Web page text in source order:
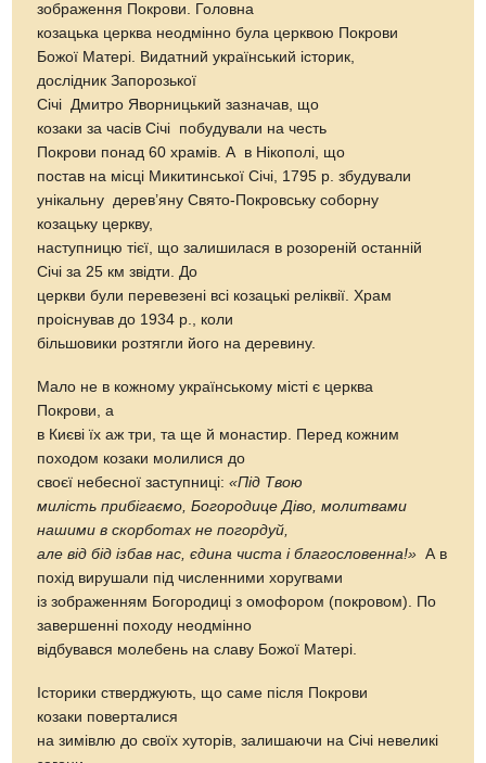
зображення Покрови. Головна
козацька церква неодмінно була церквою Покрови
Божої Матері. Видатний український історик,
дослідник Запорозької
Січі Дмитро Яворницький зазначав, що
козаки за часів Січі побудували на честь
Покрови понад 60 храмів. А в Нікополі, що
постав на місці Микитинської Січі, 1795 р. збудували
унікальну дерев’яну Свято-Покровську соборну
козацьку церкву,
наступницю тієї, що залишилася в розореній останній
Січі за 25 км звідти. До
церкви були перевезені всі козацькі реліквії. Храм
проіснував до 1934 р., коли
більшовики розтягли його на деревину.
Мало не в кожному українському місті є церква
Покрови, а
в Києві їх аж три, та ще й монастир. Перед кожним
походом козаки молилися до
своєї небесної заступниці:«Під Твою
милість прибігаємо, Богородице Діво, молитвами
нашими в скорботах не погордуй,
але від бід ізбав нас, єдина чиста і благословенна!» А в
похід вирушали під численними хоругвами
із зображенням Богородиці з омофором (покровом). По
завершенні походу неодмінно
відбувався молебень на славу Божої Матері.
Історики стверджують, що саме після Покрови
козаки поверталися
на зимівлю до своїх хуторів, залишаючи на Січі невеликі